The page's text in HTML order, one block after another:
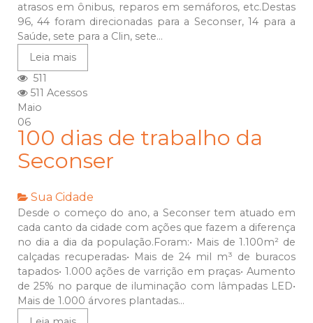
atrasos em ônibus, reparos em semáforos, etc.Destas
96, 44 foram direcionadas para a Seconser, 14 para a
Saúde, sete para a Clin, sete...
Leia mais
511
511 Acessos
Maio
06
100 dias de trabalho da
Seconser
Sua Cidade
Desde o começo do ano, a Seconser tem atuado em
cada canto da cidade com ações que fazem a diferença
no dia a dia da população.Foram:• Mais de 1.100m² de
calçadas recuperadas• Mais de 24 mil m³ de buracos
tapados• 1.000 ações de varrição em praças• Aumento
de 25% no parque de iluminação com lâmpadas LED•
Mais de 1.000 árvores plantadas...